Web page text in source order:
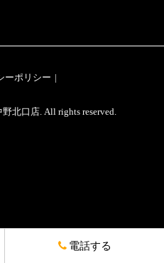
ーポリシー
北口店. All rights reserved.
電話する